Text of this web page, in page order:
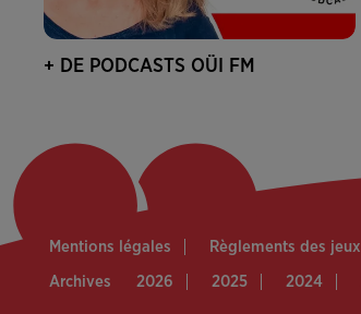
+ DE PODCASTS OÜI FM
Mentions légales Règlements des jeux
Archives 2026 2025 2024